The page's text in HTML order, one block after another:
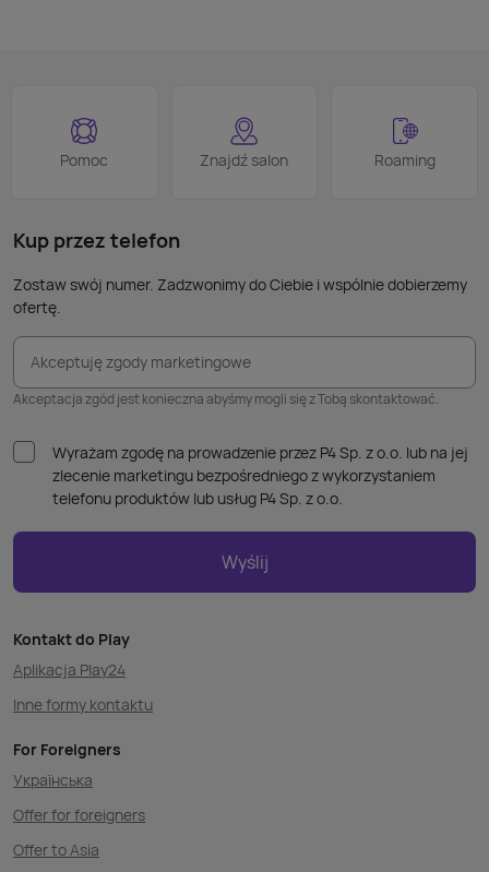
Pomoc Znajdź salon Roaming
Kup przez telefon
Zostaw swój numer. Zadzwonimy do Ciebie i wspólnie dobierzemy
ofertę.
Akceptuję zgody marketingowe
Akceptacja zgód jest konieczna abyśmy mogli się z Tobą skontaktować.
Wyrażam zgodę na prowadzenie przez P4 Sp. z o.o. lub na jej
zlecenie marketingu bezpośredniego z wykorzystaniem
telefonu produktów lub usług P4 Sp. z o.o.
Wyślij
Kontakt do Play
Aplikacja Play24
Inne formy kontaktu
For Foreigners
Українська
Offer for foreigners
Offer to Asia